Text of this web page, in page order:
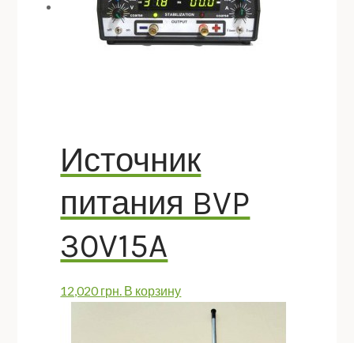
Источник
питания BVP
30V15A
12,020грн. В корзину